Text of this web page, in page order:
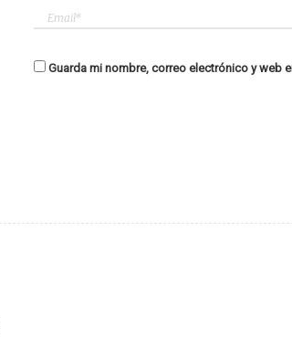
Guarda mi nombre, correo electrónico y web